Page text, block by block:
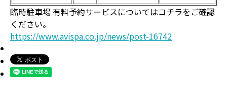
臨時駐車場 有料予約サービスについてはコチラをご確認
ください。
https://www.avispa.co.jp/news/post-16742